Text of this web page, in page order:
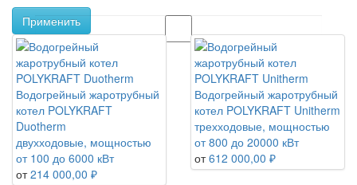
POLYKRAFT
Применить
Водогрейный жаротрубный
котел POLYKRAFT
Duotherm
двухходовые, мощностью
от 100 до 6000 кВт
от 214 000,00 ₽
Водогрейный жаротрубный
котел POLYKRAFT Unitherm
трехходовые, мощностью
от 800 до 20000 кВт
от 612 000,00 ₽